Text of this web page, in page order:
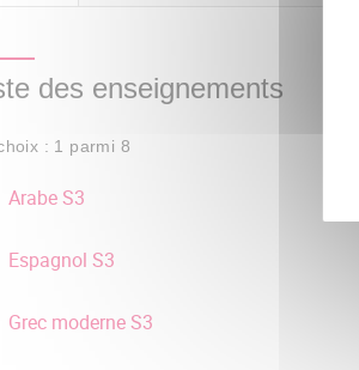
des enseignements
: 1 parmi 8
Arabe S3
Espagnol S3
Grec moderne S3